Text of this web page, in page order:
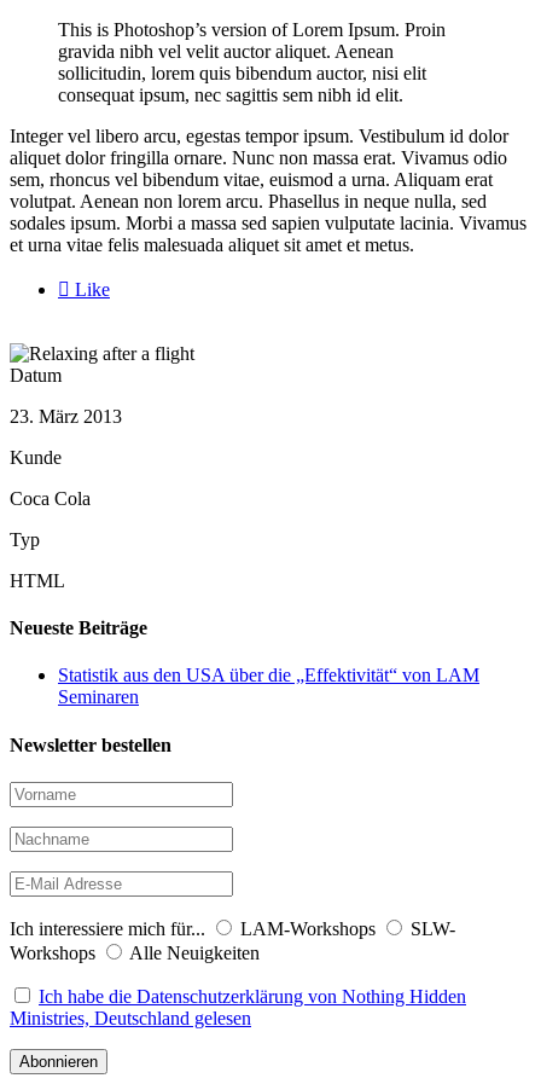
This is Photoshop’s version of Lorem Ipsum. Proin
gravida nibh vel velit auctor aliquet. Aenean
sollicitudin, lorem quis bibendum auctor, nisi elit
consequat ipsum, nec sagittis sem nibh id elit.
Integer vel libero arcu, egestas tempor ipsum. Vestibulum id dolor
aliquet dolor fringilla ornare. Nunc non massa erat. Vivamus odio
sem, rhoncus vel bibendum vitae, euismod a urna. Aliquam erat
volutpat. Aenean non lorem arcu. Phasellus in neque nulla, sed
sodales ipsum. Morbi a massa sed sapien vulputate lacinia. Vivamus
et urna vitae felis malesuada aliquet sit amet et metus.
 Like
Datum
23. März 2013
Kunde
Coca Cola
Typ
HTML
Neueste Beiträge
Statistik aus den USA über die „Effektivität“ von LAM
Seminaren
Newsletter bestellen
Ich interessiere mich für... LAM-Workshops
SLW-
Workshops
Alle Neuigkeiten
Ich habe die Datenschutzerklärung von Nothing Hidden
Ministries, Deutschland gelesen